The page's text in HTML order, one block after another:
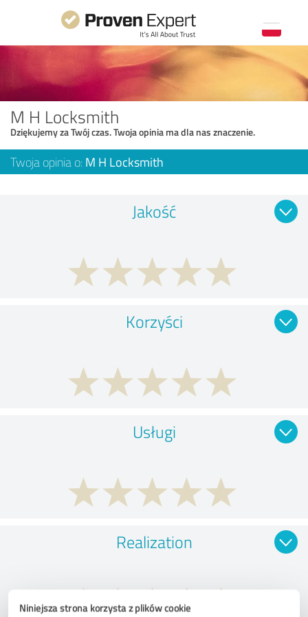
Niniejsza strona korzysta z plików cookie
M H Locksmith
Dziękujemy za Twój czas. Twoja opinia ma dla nas znaczenie.
Twoja opinia o: M H Locksmith
Jakość
Korzyści
Usługi
Realization